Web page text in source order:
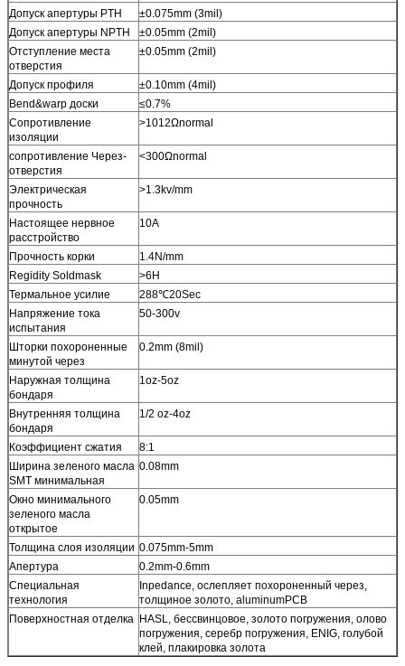
Допуск апертуры PTH
±0.075mm (3mil)
Допуск апертуры NPTH
±0.05mm (2mil)
Отступление места
отверстия
±0.05mm (2mil)
Допуск профиля
±0.10mm (4mil)
Bend&warp доски
≤0.7%
Сопротивление
изоляции
>1012Ωnormal
сопротивление Через-
отверстия
<300Ωnormal
Электрическая
прочность
>1.3kv/mm
Настоящее нервное
расстройство
10A
Прочность корки
1.4N/mm
Regidity Soldmask
>6H
Термальное усилие
288℃20Sec
Напряжение тока
испытания
50-300v
Шторки похороненные
минутой через
0.2mm (8mil)
Наружная толщина
бондаря
1oz-5oz
Внутренняя толщина
бондаря
1/2 oz-4oz
Коэффициент сжатия
8:1
Ширина зеленого масла
SMT минимальная
0.08mm
Окно минимального
зеленого масла
открытое
0.05mm
Толщина слоя изоляции 0.075mm-5mm
Апертура
0.2mm-0.6mm
Специальная
технология
Inpedance, ослепляет похороненный через,
толщиное золото, aluminumPCB
Поверхностная отделка HASL, бессвинцовое, золото погружения, олово
погружения, серебр погружения, ENIG, голубой
клей, плакировка золота